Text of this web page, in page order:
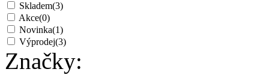
Skladem(3)
Akce(0)
Novinka(1)
Výprodej(3)
Značky: